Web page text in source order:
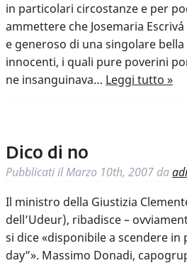
in particolari circostanze e per
ammettere che Josemaria
e generoso di una singolare
innocenti, i quali pure poverini
ne insanguinava… Leggi tutto »
Dico di no
Pubblicati ilMarzo 10th, 2007 da
Il ministro della Giustizia
dell’Udeur), ribadisce –
si dice «disponibile a scendere in
day”». Massimo Donadi,